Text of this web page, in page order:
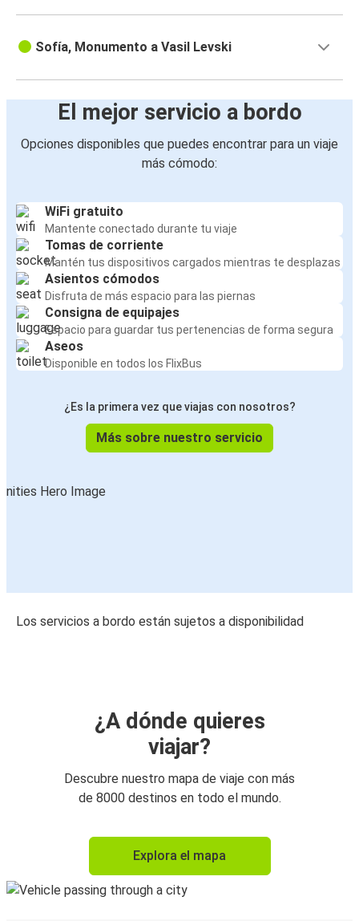
Sofía, Monumento a Vasil Levski
El mejor servicio a bordo
Opciones disponibles que puedes encontrar para un viaje
más cómodo:
WiFi gratuito
Mantente conectado durante tu viaje
Tomas de corriente
Mantén tus dispositivos cargados mientras te desplazas
Asientos cómodos
Disfruta de más espacio para las piernas
Consigna de equipajes
Espacio para guardar tus pertenencias de forma segura
Aseos
Disponible en todos los FlixBus
¿Es la primera vez que viajas con nosotros?
Más sobre nuestro servicio
Los servicios a bordo están sujetos a disponibilidad
¿A dónde quieres
viajar?
Descubre nuestro mapa de viaje con más
de 8000 destinos en todo el mundo.
Explora el mapa